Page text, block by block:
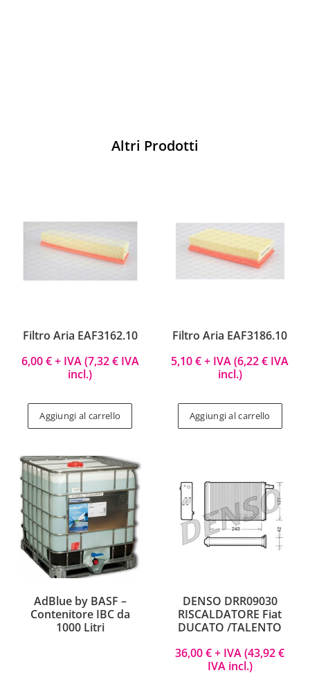
Altri Prodotti
Filtro Aria EAF3162.10
6,00€+ IVA (7,32€IVA
incl.)
Aggiungi al carrello
Filtro Aria EAF3186.10
5,10€+ IVA (6,22€ IVA
incl.)
Aggiungi al carrello
AdBlue by BASF –
Contenitore IBC da
1000 Litri
DENSO DRR09030
RISCALDATORE Fiat
DUCATO /TALENTO
36,00€+ IVA (43,92€
IVA incl.)